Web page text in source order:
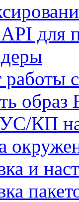
для
КП
и